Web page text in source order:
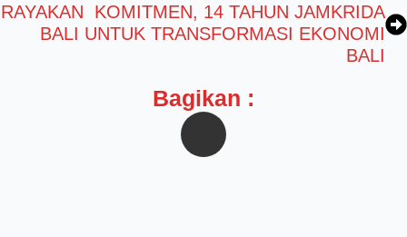
RAYAKAN KOMITMEN, 14 TAHUN JAMKRIDA
BALI UNTUK TRANSFORMASI EKONOMI
BALI
Bagikan :